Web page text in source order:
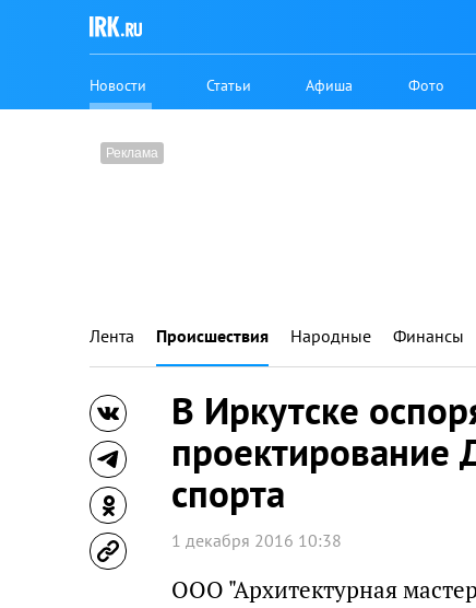
Новости Статьи Афиша Фото
Лента Происшествия Народные Финансы
В Иркутске
проектирование
спорта
1 декабря 2016 10:38
ООО "Архитектурная